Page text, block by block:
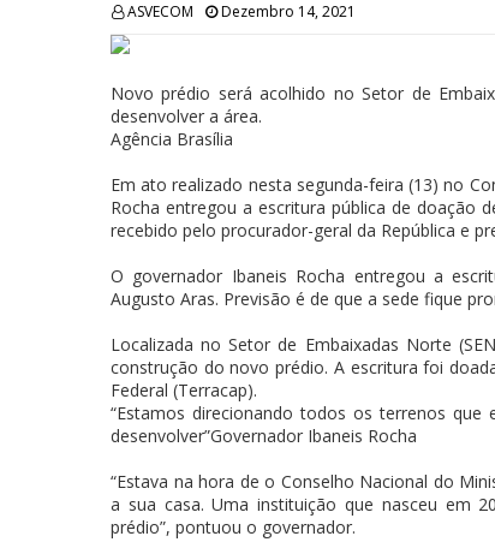
ASVECOM Dezembro 14, 2021
Novo prédio será acolhido no Setor de
desenvolver a área.
Agência Brasília
Em ato realizado nesta segunda-feira (13) no
Rocha entregou a escritura pública de doação
recebido pelo procurador-geral da República e
O governador Ibaneis Rocha entregou a
Augusto Aras. Previsão é de que a sede fique
Localizada no Setor de Embaixadas Norte
construção do novo prédio. A escritura foi
Federal (Terracap).
“Estamos direcionando todos os terrenos
desenvolver”Governador Ibaneis Rocha
“Estava na hora de o Conselho Nacional do
a sua casa. Uma instituição que nasceu em
prédio”, pontuou o governador.